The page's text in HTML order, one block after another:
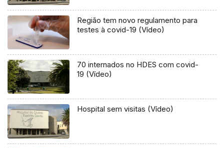
Região tem novo regulamento para
testes à covid-19 (Vídeo)
70 internados no HDES com covid-
19 (Vídeo)
Hospital sem visitas (Vídeo)